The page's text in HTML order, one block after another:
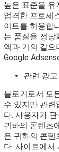
높은 표준을 유
엄격한 프로세
이트를 허용합
는 품질을 정당
액과 거의 같으
Google
관련 광고
블로거로서 모
수 있지만 관련
다. 사용자가
귀하의 콘텐츠
은 귀하의 콘텐
다. 사이트에서